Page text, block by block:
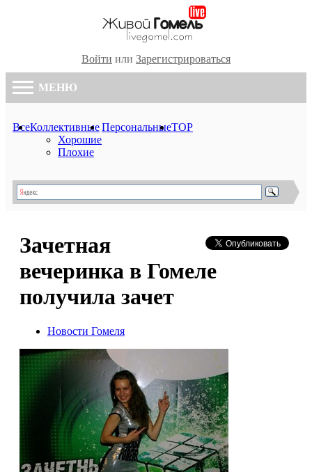
Войти или Зарегистрироваться
МЕНЮ
ВсеКоллективные
Хорошие
Плохие
ПерсональныеTOP
Зачетная
вечеринка в Гомеле
получила зачет
Новости Гомеля